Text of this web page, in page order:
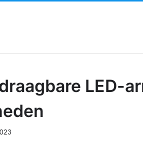
LED-